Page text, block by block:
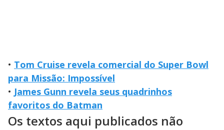
• Tom Cruise revela comercial do Super Bowl
para Missão: Impossível
• James Gunn revela seus quadrinhos
favoritos do Batman
Os textos aqui publicados não